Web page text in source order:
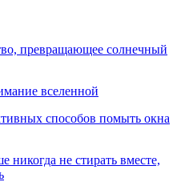
превращающее солнечный
вселенной
способов помыть окна
не стирать вместе,